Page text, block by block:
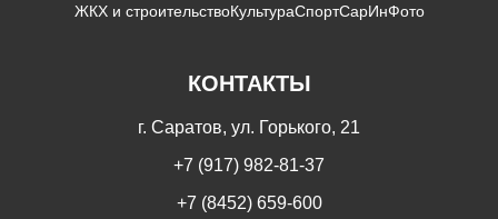
ЖКХ и строительствоКультураСпортСарИнФото
КОНТАКТЫ
г. Саратов, ул. Горького, 21
+7 (917) 982-81-37
+7 (8452) 659-600